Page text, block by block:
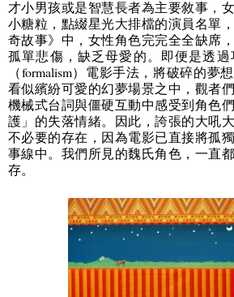
才小男孩或是智慧長者為主要敘事，
小糖粒，點綴星光大排檔的演員名單
奇故事》中，女性角色完完全全缺席
孤單悲傷，缺乏母愛的。即便是透
（formalism）電影手法，將破碎的夢
看似繽紛可愛的幻夢場景之中，觀者
機械式台詞與僵硬互動中感受到角色
護」的失落情緒。因此，誇張的大吼
不必要的存在，因為電影已直接將孤
事線中。我們所見的魏氏角色，一直
存。